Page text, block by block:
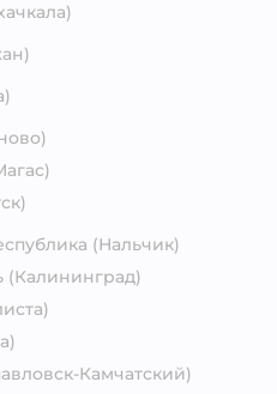
(Нальчик)
(Калининград)
Камчатский)